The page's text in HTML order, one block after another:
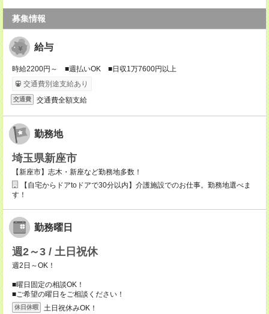
募集情報
給与
時給2200円～ ■週払いOK ■日収1万7600円以上
交通費別途支給あり
交通費 交通費全額支給
勤務地
埼玉県新座市
【新座市】志木・新座など勤務地多数！
【自宅からドアtoドアで30分以内】介護施設でのお仕事。勤務地選べま
す！
勤務曜日
週2～3 / 土日祝休
週2日～OK！
■曜日固定の相談OK！
■ご希望の曜日をご相談ください！
休日休暇 土日祝休みOK！